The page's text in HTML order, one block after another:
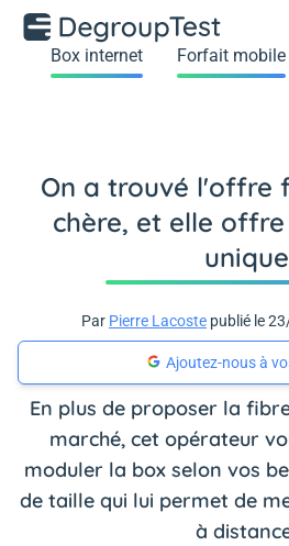
Box internet Forfait mobile
On a trouvé l'offre
chère, et elle
unique
Par Pierre Lacoste publié le
Ajoutez-nous à
En plus de proposer la
marché, cet opérateur
moduler la box selon vos
de taille qui lui permet de
à